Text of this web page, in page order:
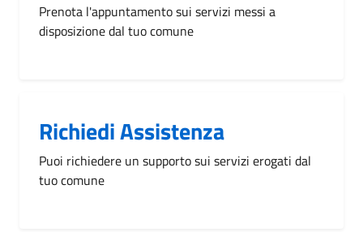
Prenota l'appuntamento sui servizi messi a
disposizione dal tuo comune
Richiedi Assistenza
Puoi richiedere un supporto sui servizi erogati dal
tuo comune